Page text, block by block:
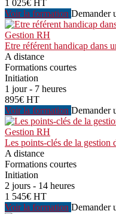
1 025€ HT
Voir la formation Demander
Gestion RH
Etre référent handicap dans
A distance
Formations courtes
Initiation
1 jour - 7 heures
895€ HT
Voir la formation Demander
Gestion RH
Les points-clés de la gestion
A distance
Formations courtes
Initiation
2 jours - 14 heures
1 545€ HT
Voir la formation Demander